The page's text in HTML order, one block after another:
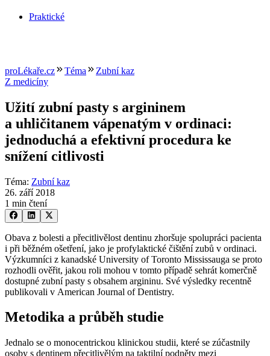
Praktické
proLékaře.cz Téma
Zubní kaz
Z medicíny
Užití zubní pasty s argininem
a uhličitanem vápenatým v ordinaci:
jednoduchá a efektivní procedura ke
snížení citlivosti
Téma: Zubní kaz
26. září 2018
1 min čtení
Obava z bolesti a přecitlivělost dentinu zhoršuje spolupráci pacienta
i při běžném ošetření, jako je profylaktické čištění zubů v ordinaci.
Výzkumníci z kanadské University of Toronto Mississauga se proto
rozhodli ověřit, jakou roli mohou v tomto případě sehrát komerčně
dostupné zubní pasty s obsahem argininu. Své výsledky recentně
publikovali v American Journal of Dentistry.
Metodika a průběh studie
Jednalo se o monocentrickou klinickou studii, které se zúčastnily
osoby s dentinem přecitlivělým na taktilní podněty mezi